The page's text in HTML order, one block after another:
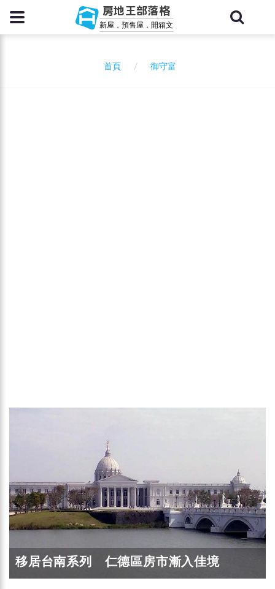
房地王部落格
新屋．預售屋．開箱文
首頁 御守富
移居台南系列 仁德區房市漸入佳境